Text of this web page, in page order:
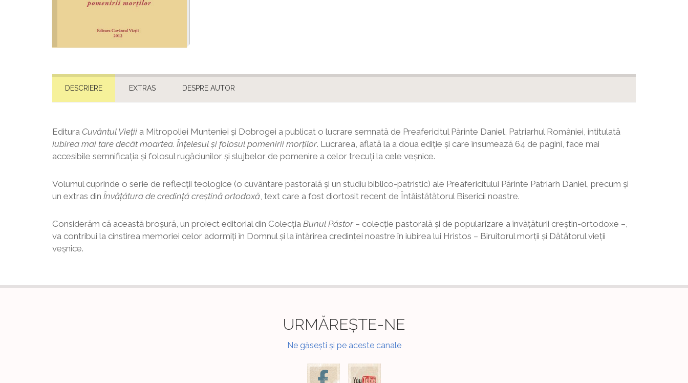
DESCRIERE EXTRAS DESPRE AUTOR
Editura Cuvântul Vieţii a Mitropoliei Munteniei şi Dobrogei a publicat o lucrare semnată de Preafericitul Părinte Daniel, Patriarhul României, intitulată
Iubirea mai tare decât moartea. Înţelesul şi folosul pomenirii morţilor. Lucrarea, aflată la a doua ediție și care însumează 64 de pagini, face mai
accesibile semnificaţia şi folosul rugăciunilor şi slujbelor de pomenire a celor trecuți la cele veșnice.
Volumul cuprinde o serie de reflecţii teologice (o cuvântare pastorală şi un studiu biblico-patristic) ale Preafericitului Părinte Patriarh Daniel, precum şi
un extras din Învăţătura de credinţă creştină ortodoxă, text care a fost diortosit recent de Întâistătătorul Bisericii noastre.
Considerăm că această broşură, un proiect editorial din Colecţia Bunul Păstor– colecţie pastorală şi de popularizare a învăţăturii creştin-ortodoxe –,
va contribui la cinstirea memoriei celor adormiţi în Domnul şi la întărirea credinţei noastre în iubirea lui Hristos – Biruitorul morţii şi Dătătorul vieţii
veşnice.
URMĂREȘTE-NE
Ne găsești și pe aceste canale